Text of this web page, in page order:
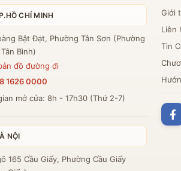
CHÍ MINH
Bật Đạt, Phường Tân Sơn (Phường
Bình)
đồ đường đi
1626 0000
mở cửa: 8h - 17h30 (Thứ 2-7)
NỘI
165 Cầu Giấy, Phường Cầu Giấy
Giới
Liên
Tin